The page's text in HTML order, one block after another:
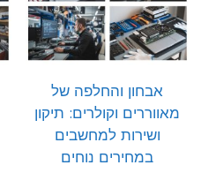
אבחון והחלפה של
מאווררים וקולרים: תיקון
ושירות למחשבים
במחירים נוחים